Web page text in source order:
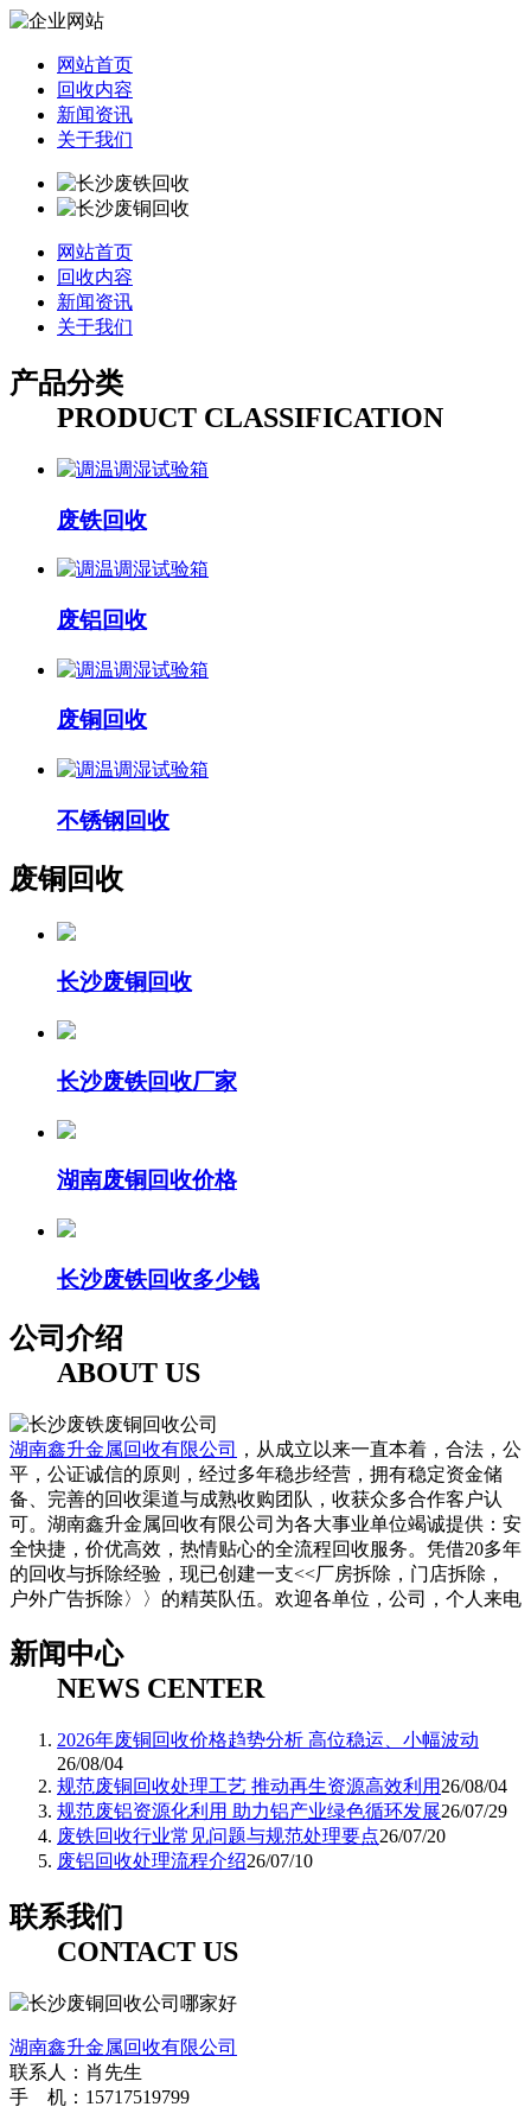
网站首页
回收内容
新闻资讯
关于我们
网站首页
回收内容
新闻资讯
关于我们
产品分类
PRODUCT CLASSIFICATION
废铁回收
废铝回收
废铜回收
不锈钢回收
废铜回收
长沙废铜回收
长沙废铁回收厂家
湖南废铜回收价格
长沙废铁回收多少钱
公司介绍
ABOUT US
湖南鑫升金属回收有限公司
，从成立以来一直本着，合法，公
平，公证诚信的原则，经过多年稳步经营，拥有稳定资金储
备、完善的回收渠道与成熟收购团队，收获众多合作客户认
可。湖南鑫升金属回收有限公司为各大事业单位竭诚提供：安
全快捷，价优高效，热情贴心的全流程回收服务。凭借20多年
的回收与拆除经验，现已创建一支<<厂房拆除，门店拆除，
户外广告拆除〉〉的精英队伍。欢迎各单位，公司，个人来电
新闻中心
NEWS CENTER
2026年废铜回收价格趋势分析 高位稳运、小幅波动
26/08/04
规范废铜回收处理工艺 推动再生资源高效利用 26/08/04
规范废铝资源化利用 助力铝产业绿色循环发展26/07/29
废铁回收行业常见问题与规范处理要点26/07/20
废铝回收处理流程介绍26/07/10
联系我们
CONTACT US
湖南鑫升金属回收有限公司
联系人：肖先生
手 机：15717519799